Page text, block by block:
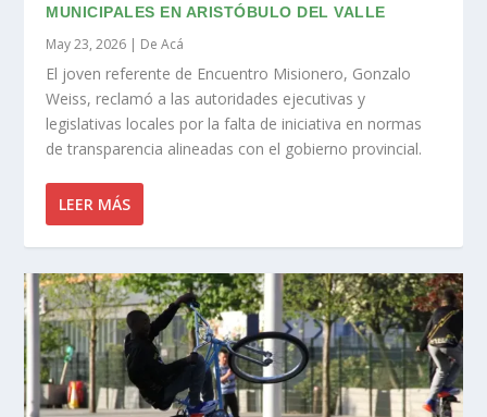
MUNICIPALES EN ARISTÓBULO DEL VALLE
May 23, 2026 | De Acá
El joven referente de Encuentro Misionero, Gonzalo
Weiss, reclamó a las autoridades ejecutivas y
legislativas locales por la falta de iniciativa en normas
de transparencia alineadas con el gobierno provincial.
LEER MÁS